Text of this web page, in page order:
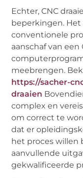
Echter, CNC
beperkingen.
conventionele
aanschaf van
meebrengen.
https://sacher-
draaien
complex en
om correct te
dat er
het proces willen
aanvullende
gekwalificeerde